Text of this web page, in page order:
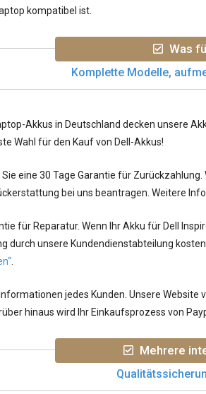
kompatibel ist.
Was
Komplette Modelle,
Akkus in Deutschland decken unsere
Wahl für den Kauf von Dell-Akkus!
eine 30 Tage Garantie für
bei uns beantragen. Weitere
für Reparatur. Wenn IhrAkku für Dell
durch unsere Kundendienstabteilung
jedes Kunden. Unsere
hinaus wird Ihr Einkaufsprozess von
Mehrere